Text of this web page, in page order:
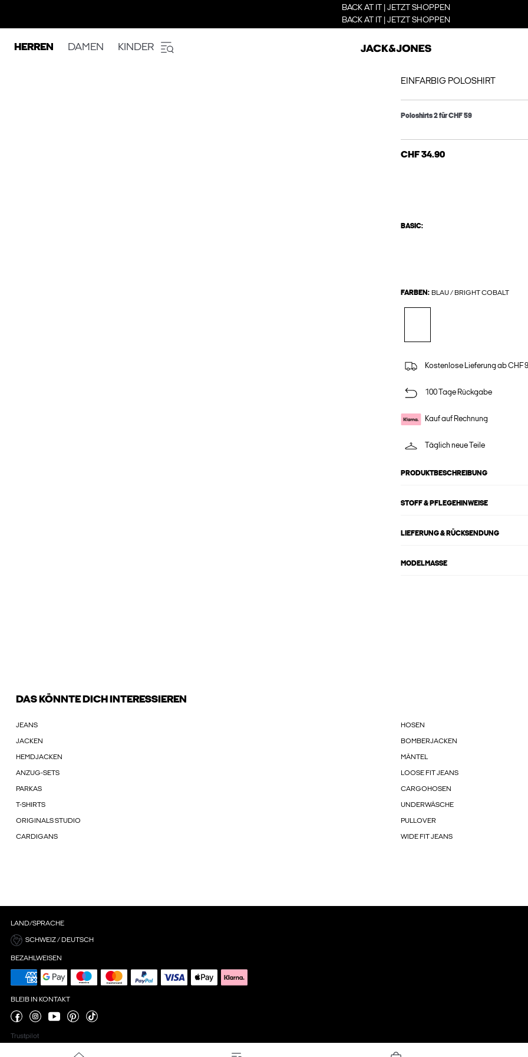
BACK AT IT | JETZT SHOPPEN
BACK AT IT | JETZT SHOPPEN
HERREN DAMEN KINDER
EINFARBIG POLOSHIRT
Poloshirts 2 für CHF 59
CHF 34.90
BASIC:
FARBEN: BLAU / BRIGHT COBALT
Kostenlose Lieferung ab CHF
100 Tage Rückgabe
Kauf auf Rechnung
Täglich neue Teile
PRODUKTBESCHREIBUNG
STOFF & PFLEGEHINWEISE
LIEFERUNG & RÜCKSENDUNG
MODELMASSE
DAS KÖNNTE DICH INTERESSIEREN
JEANS HOSEN
JACKEN BOMBERJACKEN
HEMDJACKEN MÄNTEL
ANZUG-SETS LOOSE FIT JEANS
PARKAS CARGOHOSEN
T-SHIRTS UNDERWÄSCHE
ORIGINALS STUDIO PULLOVER
CARDIGANS WIDE FIT JEANS
LAND/SPRACHE
SCHWEIZ / DEUTSCH
BEZAHLWEISEN
BLEIB IN KONTAKT
Trustpilot